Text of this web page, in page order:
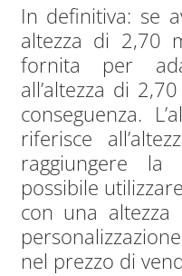
In definitiva: se
altezza di 2,70
fornita per
all’altezza di
conseguenza.
riferisce
raggiungere
possibile
con una
nel prezzo di